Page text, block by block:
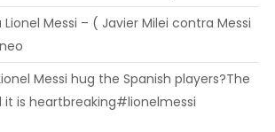
Messi – ( Javier Milei contra Messi
Messi hug the Spanish players?The
it is heartbreaking#lionelmessi